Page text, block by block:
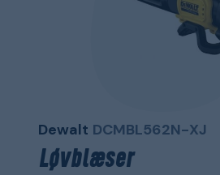
Dewalt DCMBL562N-XJ
Løvblæser